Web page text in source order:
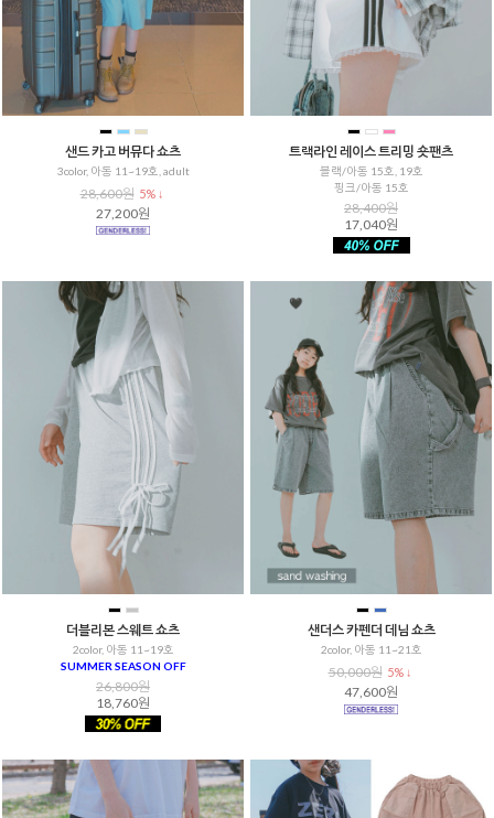
샌드 카고 버뮤다 쇼츠
3color, 아동 11~19호, adult
28,600원 5% ↓
27,200원
트랙라인 레이스 트리밍 숏팬츠
블랙/아동 15호, 19호
핑크/아동 15호
28,400원
17,040원
더블리본 스웨트 쇼츠
2color, 아동 11~19호
SUMMER SEASON OFF
26,800원
18,760원
샌더스 카펜더 데님 쇼츠
2color, 아동 11~21호
50,000원 5% ↓
47,600원